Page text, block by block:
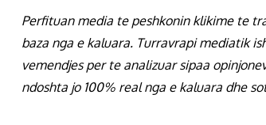
Perfituan media te peshkonin klikime te
baza nga e kaluara. Turravrapi mediatik
vemendjes per te analizuar sipaa
ndoshta jo 100% real nga e kaluara dhe